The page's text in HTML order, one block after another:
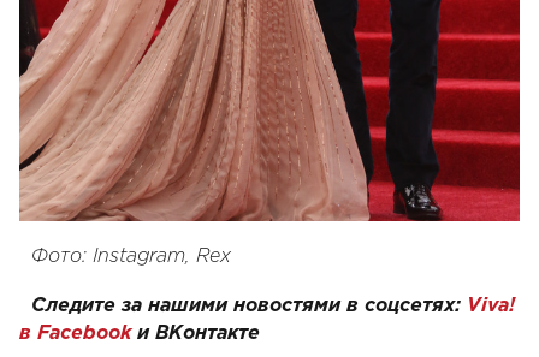
Фото: Instagram, Rex
Следите за нашими новостями в соцсетях: Viva!
в Facebookи ВКонтакте